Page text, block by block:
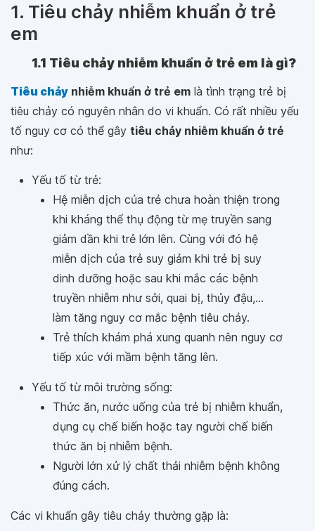
1. Tiêu chảy nhiễm khuẩn ở trẻ
em
1.1 Tiêu chảy nhiễm khuẩn ở trẻ em là gì?
Tiêu chảy nhiễm khuẩn ở trẻ em là tình trạng trẻ bị
tiêu chảy có nguyên nhân do vi khuẩn. Có rất nhiều yếu
tố nguy cơ có thể gây tiêu chảy nhiễm khuẩn ở trẻ
như:
Yếu tố từ trẻ:
Hệ miễn dịch của trẻ chưa hoàn thiện trong
khi kháng thể thụ động từ mẹ truyền sang
giảm dần khi trẻ lớn lên. Cùng với đó hệ
miễn dịch của trẻ suy giảm khi trẻ bị suy
dinh dưỡng hoặc sau khi mắc các bệnh
truyền nhiễm như sởi, quai bị, thủy đậu,...
làm tăng nguy cơ mắc bệnh tiêu chảy.
Trẻ thích khám phá xung quanh nên nguy cơ
tiếp xúc với mầm bệnh tăng lên.
Yếu tố từ môi trường sống:
Thức ăn, nước uống của trẻ bị nhiễm khuẩn,
dụng cụ chế biến hoặc tay người chế biến
thức ăn bị nhiễm bệnh.
Người lớn xử lý chất thải nhiễm bệnh không
đúng cách.
Các vi khuẩn gây tiêu chảy thường gặp là: